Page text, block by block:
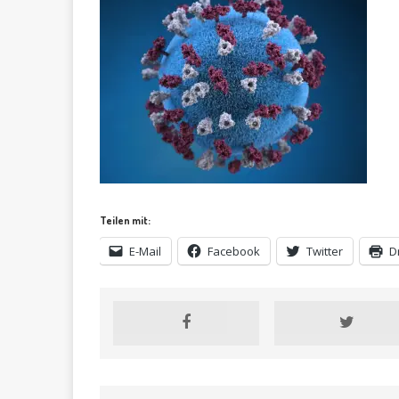
Teilen mit:
E-Mail Facebook Twitter